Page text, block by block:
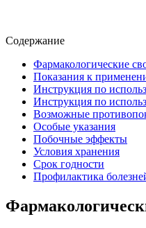
Содержание
Фармакологические
Показания к
Инструкция по
Инструкция по
Возможные
Особые указания
Побочные эффекты
Условия хранения
Срок годности
Профилактика